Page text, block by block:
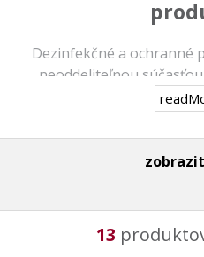
Dezinfekčné a ochranné
neoddeliteľnou
kategórii nájdete rôzne
automatických,
univerzálnych a to vrátane
vo forme
pomocou UV-C žiarenie -
respirátory, mobilné
13